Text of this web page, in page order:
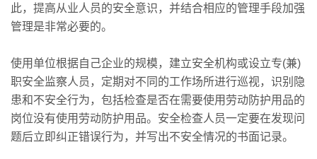
此，提高从业人员的安全意识，并结合相应的管理手段加强
管理是非常必要的。
使用单位根据自己企业的规模，建立安全机构或设立专(兼)
职安全监察人员，定期对不同的工作场所进行巡视，识别隐
患和不安全行为，包括检查是否在需要使用劳动防护用品的
岗位没有使用劳动防护用品。安全检查人员一定要在发现问
题后立即纠正错误行为，并写出不安全情况的书面记录。